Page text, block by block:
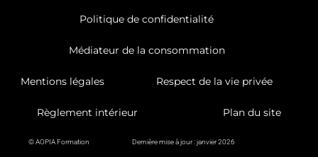
Politique de confidentialité
Médiateur de la consommation
Mentions légales Respect de la vie privée
Règlement intérieur Plan du site
© AOPIA Formation Dernière mise à jour : janvier 2026